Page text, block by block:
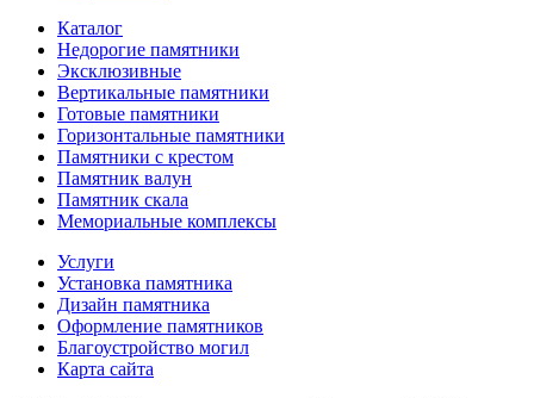
Каталог
Недорогие памятники
Эксклюзивные
Вертикальные памятники
Готовые памятники
Горизонтальные памятники
Памятники с крестом
Памятник валун
Памятник скала
Мемориальные комплексы
Услуги
Установка памятника
Дизайн памятника
Оформление памятников
Благоустройство могил
Карта сайта